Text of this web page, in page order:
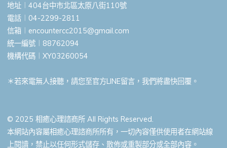
地址︱404台中市北區太原八街110號
電話︱04-2299-2811
信箱︱ encountercc2015@gmail.com
統一編號︱88762094
機構代碼︱XY03260054
＊若來電無人接聽，請您至官方LINE留言，我們將盡快回覆。
© 2025 相癒心理諮商所 All Rights Reserved.
本網站內容屬相癒心理諮商所所有，一切內容僅供使用者在網站線
上閱讀，禁止以任何形式儲存、散佈或重製部分或全部內容。